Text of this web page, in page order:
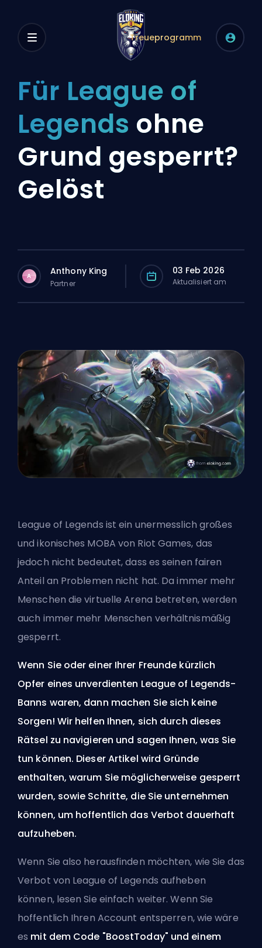
Treueprogramm
Für League of
Legends ohne
Grund gesperrt?
Gelöst
A Anthony King
Partner
03 Feb 2026
Aktualisiert am
League of Legends ist ein unermesslich großes
und ikonisches MOBA von Riot Games, das
jedoch nicht bedeutet, dass es seinen fairen
Anteil an Problemen nicht hat. Da immer mehr
Menschen die virtuelle Arena betreten, werden
auch immer mehr Menschen verhältnismäßig
gesperrt.
Wenn Sie oder einer Ihrer Freunde kürzlich
Opfer eines unverdienten League of Legends-
Banns waren, dann machen Sie sich keine
Sorgen! Wir helfen Ihnen, sich durch dieses
Rätsel zu navigieren und sagen Ihnen, was Sie
tun können. Dieser Artikel wird Gründe
enthalten, warum Sie möglicherweise gesperrt
wurden, sowie Schritte, die Sie unternehmen
können, um hoffentlich das Verbot dauerhaft
aufzuheben.
Wenn Sie also herausfinden möchten, wie Sie das
Verbot von League of Legends aufheben
können, lesen Sie einfach weiter. Wenn Sie
hoffentlich Ihren Account entsperren, wie wäre
es mit dem Code "BoostToday" und einem